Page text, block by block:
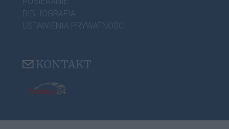
BIBLIOGRAFIA
USTAWIENIA PRYWATNOŚCI
KONTAKT